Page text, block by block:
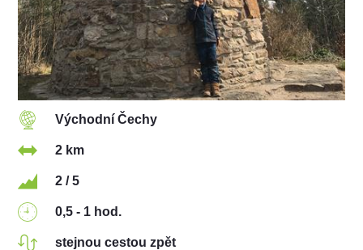
Východní Čechy
2 km
2 / 5
0,5 - 1 hod.
stejnou cestou zpět